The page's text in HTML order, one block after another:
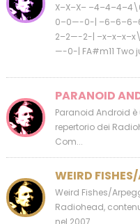
X–X–X–
0–0—-0-|
2–2—-2-|
—-0-| FA#m11 Two
PARANOID
Paranoid Android
repertorio dei
Com...
WEIRD
Weird Fishes/
Radiohead,